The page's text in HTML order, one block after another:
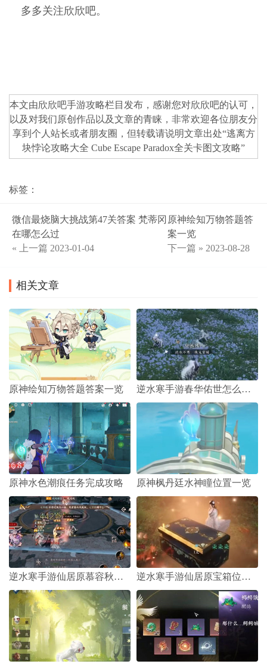
多多关注欣欣吧。
本文由欣欣吧手游攻略栏目发布，感谢您对欣欣吧的认可，
以及对我们原创作品以及文章的青睐，非常欢迎各位朋友分
享到个人站长或者朋友圈，但转载请说明文章出处“逃离方
块悖论攻略大全 Cube Escape Paradox全关卡图文攻略”
标签：
微信最烧脑大挑战第47关答案 梵蒂冈
在哪怎么过
« 上一篇 2023-01-04
原神绘知万物答题答
案一览
下一篇 » 2023-08-28
相关文章
原神绘知万物答题答案一览 逆水寒手游春华佑世怎么获得的
原神水色潮痕任务完成攻略 原神枫丹廷水神瞳位置一览
逆水寒手游仙居原慕容秋位置在哪里 逆水寒手游仙居原宝箱位置一览